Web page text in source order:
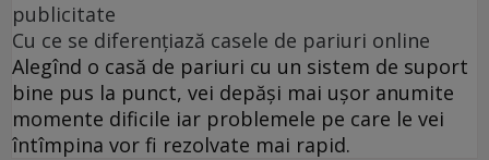
publicitate
Cu ce se diferențiază casele de pariuri online
Alegînd o casă de pariuri cu un sistem de suport
bine pus la punct, vei depăși mai ușor anumite
momente dificile iar problemele pe care le vei
întîmpina vor fi rezolvate mai rapid.